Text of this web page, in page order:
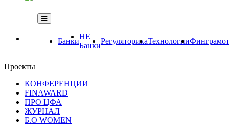
Банки
НЕ
Банки
РегуляторикаТехнологии
Проекты
КОНФЕРЕНЦИИ
FINAWARD
ПРО ЦФА
ЖУРНАЛ
Б.О WOMEN